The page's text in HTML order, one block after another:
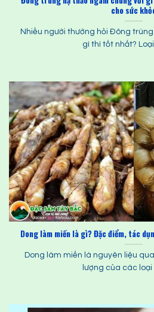
cho sức
Nhiều người thường hỏi Đông
gì thì tốt nhất? Loại
Dong làm miến là gì? Đặc điểm, tác
Dong làm miến là nguyên liệu
lượng của các loại